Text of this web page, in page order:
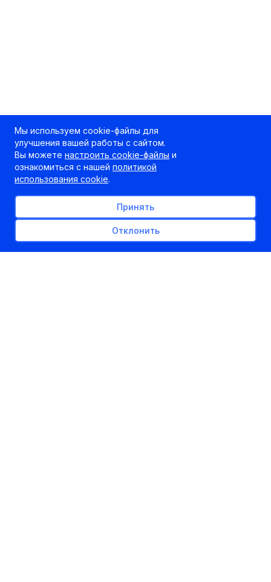
Мы используем cookie-файлы для
улучшения вашей работы с сайтом.
Вы можете настроить cookie-файлы и
ознакомиться с нашей политикой
использования cookie.
Принять
Отклонить